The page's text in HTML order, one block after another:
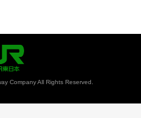
Company All Rights Reserved.